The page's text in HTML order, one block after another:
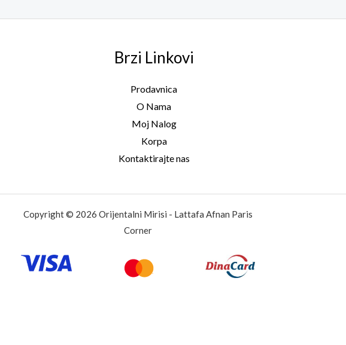
Brzi Linkovi
Prodavnica
O Nama
Moj Nalog
Korpa
Kontaktirajte nas
Copyright © 2026 Orijentalni Mirisi - Lattafa Afnan Paris
Corner